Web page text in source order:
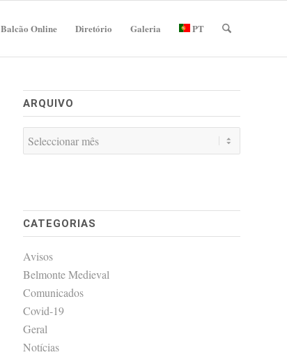
Balcão Online Diretório Galeria PT
ARQUIVO
CATEGORIAS
Avisos
Belmonte Medieval
Comunicados
Covid-19
Geral
Notícias